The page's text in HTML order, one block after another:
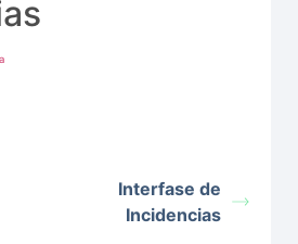
Interfase de
Incidencias